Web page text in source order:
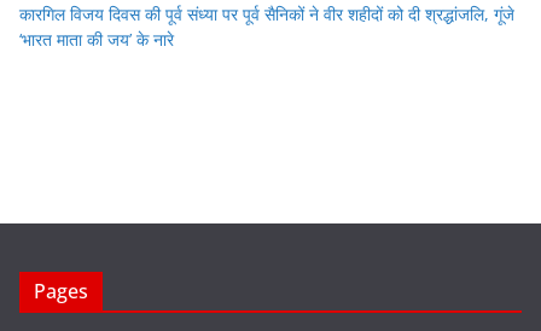
कारगिल विजय दिवस की पूर्व संध्या पर पूर्व सैनिकों ने वीर शहीदों को दी श्रद्धांजलि, गूंजे
‘भारत माता की जय’ के नारे
Pages